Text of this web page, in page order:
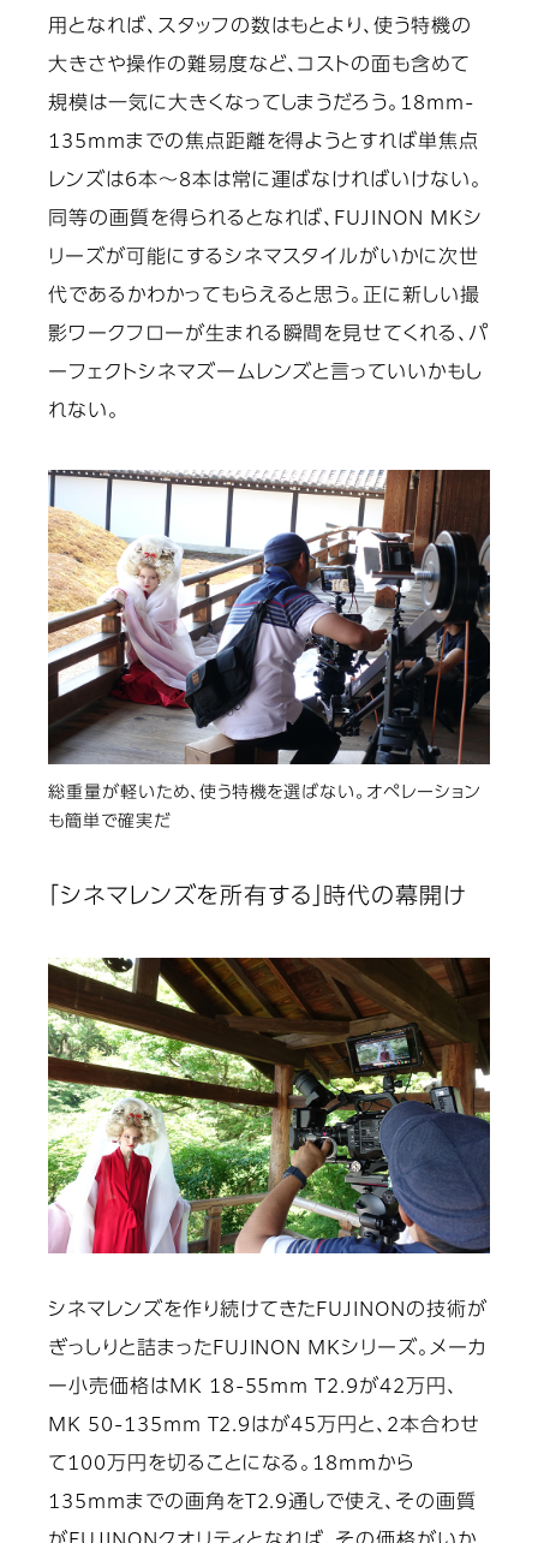
用となれば、スタッフの数はもとより、使う特機の
大きさや操作の難易度など、コストの面も含めて
規模は一気に大きくなってしまうだろう。18mm-
135mmまでの焦点距離を得ようとすれば単焦点
レンズは6本～8本は常に運ばなければいけない。
同等の画質を得られるとなれば、FUJINON MKシ
リーズが可能にするシネマスタイルがいかに次世
代であるかわかってもらえると思う。正に新しい撮
影ワークフローが生まれる瞬間を見せてくれる、パ
ーフェクトシネマズームレンズと言っていいかもし
れない。
総重量が軽いため、使う特機を選ばない。オペレーション
も簡単で確実だ
「シネマレンズを所有する」時代の幕開け
シネマレンズを作り続けてきたFUJINONの技術が
ぎっしりと詰まったFUJINON MKシリーズ。メーカ
ー小売価格はMK 18-55mm T2.9が42万円、
MK 50-135mm T2.9はが45万円と、2本合わせ
て100万円を切ることになる。18mmから
135mmまでの画角をT2.9通しで使え、その画質